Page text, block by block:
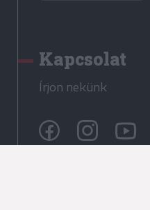
Kapcsolat
Írjon nekünk